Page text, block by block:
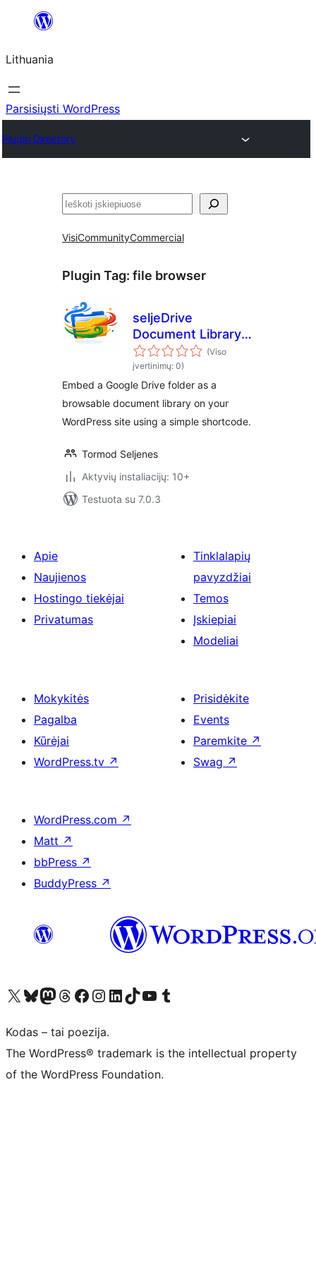
turinio
Lithuania
Parsisiųsti WordPress
Plugin Directory
Paieška
VisiCommunityCommercial
Plugin Tag: file browser
seljeDrive
Document Library
for Google Drive
(Viso
įvertinimų: 0)
Embed a Google Drive folder as a
browsable document library on your
WordPress site using a simple shortcode.
Tormod Seljenes
Aktyvių instaliacijų: 10+
Testuota su 7.0.3
Apie
Naujienos
Hostingo tiekėjai
Privatumas
Tinklalapių
pavyzdžiai
Temos
Įskiepiai
Modeliai
Mokykitės
Pagalba
Kūrėjai
WordPress.tv ↗
Prisidėkite
Events
Paremkite ↗
Swag ↗
WordPress.com ↗
Matt ↗
bbPress ↗
BuddyPress ↗
Visit our X (formerly Twitter) account
Apsilankykite mūsų Bluesky paskyroje
Visit our Mastodon account
Apsilankykite mūsų Threads paskyroje
Visit our Facebook page
Visit our Instagram account
Visit our LinkedIn account
Apsilankykite mūsų TikTok paskyroje
Visit our YouTube channel
Apsilankykite mūsų Tumblr paskyroje
Kodas – tai poezija.
The WordPress® trademark is the intellectual property
of the WordPress Foundation.